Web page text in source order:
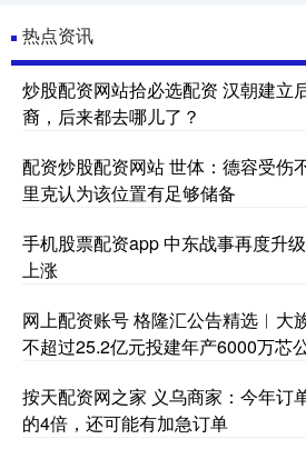
热点资讯
炒股配资网站拾必选配资 汉朝建立
裔，后来都去哪儿了？
配资炒股配资网站 世体：德容受伤
里克认为该位置有足够储备
手机股票配资app 中东战事再度升
上涨
网上配资账号 格隆汇公告精选︱大
不超过25.2亿元投建年产6000万芯
按天配资网之家 义乌商家：今年订
的4倍，还可能有加急订单